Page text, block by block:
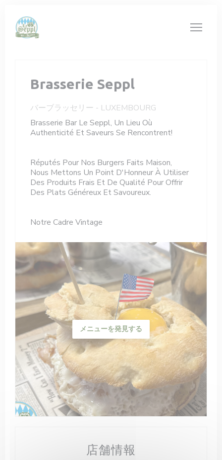
Brasserie Seppl
バーブラッセリー - LUXEMBOURG
Brasserie Bar Le Seppl, Un Lieu Où
Authenticité Et Saveurs Se Rencontrent!
Réputés Pour Nos Burgers Faits Maison,
Nous Mettons Un Point D'Honneur À Utiliser
Des Produits Frais Et De Qualité Pour Offrir
Des Plats Généreux Et Savoureux.
Notre Cadre Vintage
メニューを発見する
店舗情報